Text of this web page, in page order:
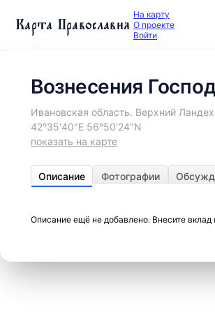
Карта Православия На карту
О проекте
Войти
Вознесения
Ивановская область. Верхний
42°35′40″E 56°50′24″N
показать на карте
Описание Фотографии
Описание ещё не добавлено. Внесите